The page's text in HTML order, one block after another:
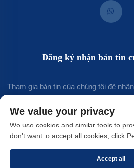
Đăng ký nhận bản tin
Tham gia bản tin của chúng tôi để
We value your privacy
We use cookies and similar tools to
don't want to accept all cookies, click
Accept all